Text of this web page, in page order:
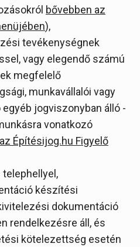
bővebben az
),
tevékenységnek
vagy elegendő számú
megfelelő
munkavállalói vagy
jogviszonyban álló -
vonatkozó
az Építésijog.hu Figyelő
telephellyel,
készítési
dokumentáció
rendelkezésre áll, és
kötelezettség esetén